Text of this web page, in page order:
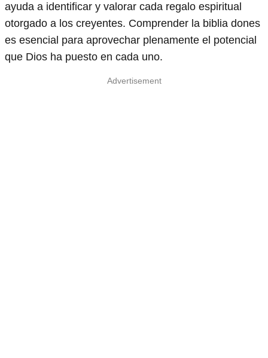
ayuda a identificar y valorar cada regalo espiritual
otorgado a los creyentes. Comprender la biblia dones
es esencial para aprovechar plenamente el potencial
que Dios ha puesto en cada uno.
Advertisement